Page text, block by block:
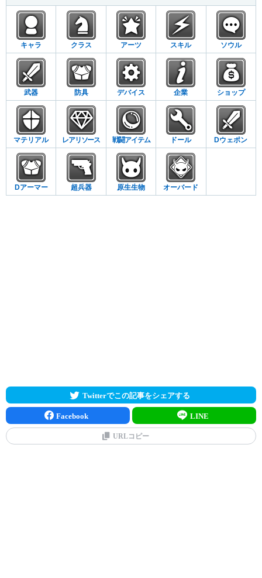
キャラ クラス アーツ スキル ソウル
武器 防具 デバイス 企業 ショップ
マテリアル レアリソース 戦闘アイテム ドール Dウェポン
Dアーマー 超兵器 原生生物 オーバード
Twitterでこの記事をシェアする
Facebook LINE
URLコピー